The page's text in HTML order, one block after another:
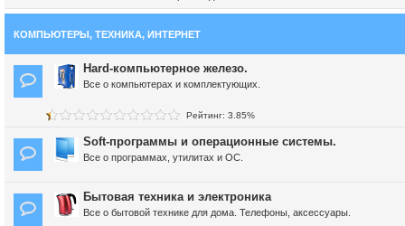
КОМПЬЮТЕРЫ, ТЕХНИКА, ИНТЕРНЕТ
Hard-компьютерное железо.
Все о компьютерах и комплектующих.
Рейтинг: 3.85%
Soft-программы и операционные системы.
Все о программах, утилитах и ОС.
Бытовая техника и электроника
Все о бытовой технике для дома. Телефоны, аксессуары.